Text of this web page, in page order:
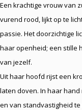
Een krachtige vrouw van
vurend rood, lijkt op te
passie. Het doorzichtige
haar openheid; een stille
van jezelf.
Uit haar hoofd rijst een
laten doven. In haar
en van standvastigheid